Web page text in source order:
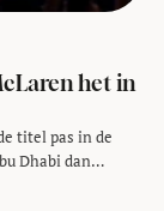
het in
titel pas in de
Dhabi dan